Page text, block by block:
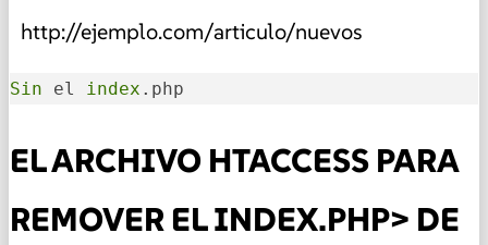
http://ejemplo.com/articulo/nuevos
Sin el index .php
EL ARCHIVO HTACCESS PARA
REMOVER EL INDEX.PHP> DE